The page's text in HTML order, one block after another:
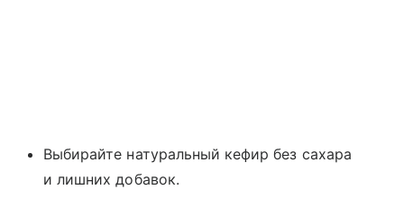
Выбирайте натуральный кефир без сахара
и лишних добавок.